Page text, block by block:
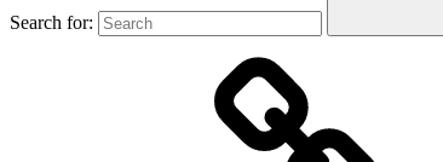
Search for: